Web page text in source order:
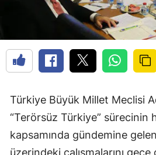
Türkiye Büyük Millet Meclisi
“Terörsüz Türkiye” sürecinin
kapsamında gündemine
üzerindeki çalışmalarını